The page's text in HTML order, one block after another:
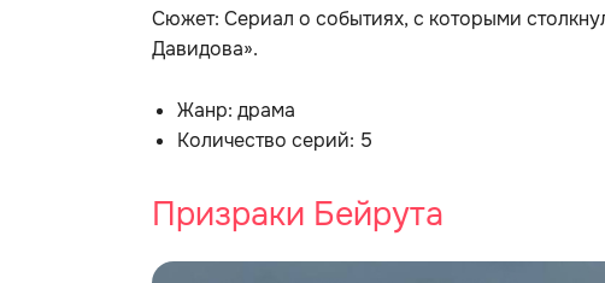
Сюжет: Сериал о событиях, с которыми
Давидова».
Жанр: драма
Количество серий: 5
Призраки Бейрута